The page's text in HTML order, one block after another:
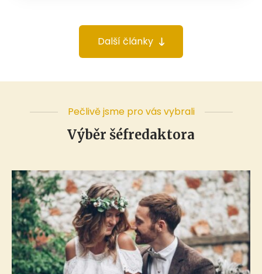
Další články
Pečlivě jsme pro vás vybrali
Výběr šéfredaktora